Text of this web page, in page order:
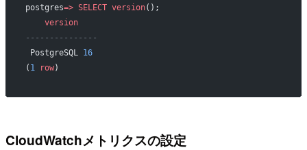
postgres=> SELECT version();
    version
---------------
PostgreSQL 16
( 1 row)
CloudWatchメトリクスの設定